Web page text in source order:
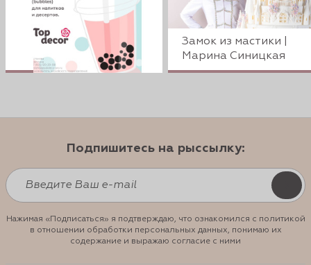
Замок из мастики |
Марина Синицкая
Подпишитесь на рыссылку:
Нажимая «Подписаться» я подтверждаю, что ознакомился с политикой
в отношении обработки персональных данных, понимаю их
содержание и выражаю согласие с ними